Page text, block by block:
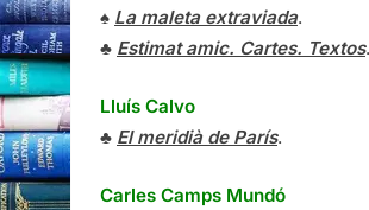
♠ La maleta extraviada.
♣ Estimat amic. Cartes. Textos.
Lluís Calvo
♣ El meridià de París.
Carles Camps Mundó